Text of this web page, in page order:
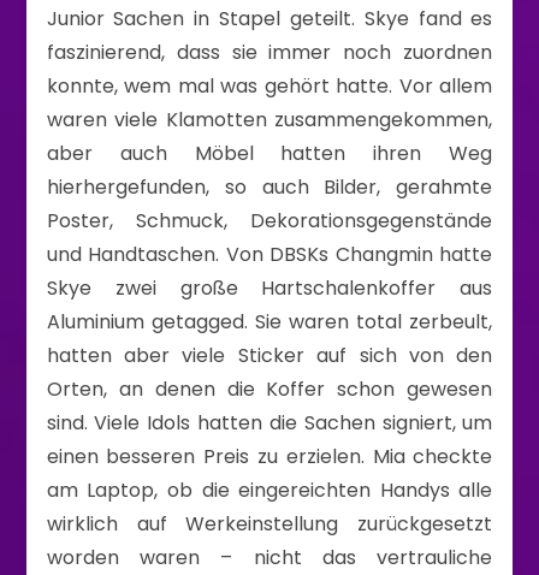
Junior Sachen in Stapel geteilt. Skye fand es
faszinierend, dass sie immer noch zuordnen
konnte, wem mal was gehört hatte. Vor allem
waren viele Klamotten zusammengekommen,
aber auch Möbel hatten ihren Weg
hierhergefunden, so auch Bilder, gerahmte
Poster, Schmuck, Dekorationsgegenstände
und Handtaschen. Von DBSKs Changmin hatte
Skye zwei große Hartschalenkoffer aus
Aluminium getagged. Sie waren total zerbeult,
hatten aber viele Sticker auf sich von den
Orten, an denen die Koffer schon gewesen
sind. Viele Idols hatten die Sachen signiert, um
einen besseren Preis zu erzielen. Mia checkte
am Laptop, ob die eingereichten Handys alle
wirklich auf Werkeinstellung zurückgesetzt
worden waren – nicht das vertrauliche